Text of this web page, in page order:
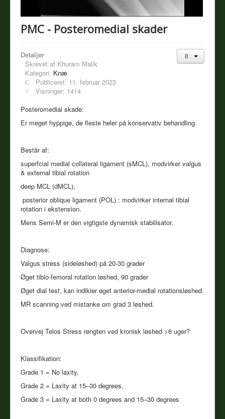
PMC - Posteromedial skader
Detaljer
Skrevet af Khuram Malik
Kategori: Knæ
Publiceret: 11. februar 2023
Visninger: 1414
Posteromedial skade:
Er meget hyppige, de fleste heler på konservativ behandling.
Består af:
superfcial medial collateral ligament (sMCL), modvirker valgus
& external tibial rotation
deep MCL (dMCL),
posterior oblique ligament (POL) : modvirker internal tibial
rotation i ekstension.
Mens Semi-M er den vigtigste dynamisk stabilisator.
Diagnose:
Valgus stress (sideløshed) på 20-30 grader
Øget tibio-femoral rotation løshed, 90 grader
Øget dial test, kan indikier øget anterior-medial rotationsløshed.
MR scanning ved mistanke om grad 3 løshed.
Overvej Telos Stress røngten ved kronisk løshed >6 uger?
Klassifikation:
Grade 1 = No laxity,
Grade 2 = Laxity at 15–30 degrees,
Grade 3 = Laxity at both 0 degrees and 15–30 degrees